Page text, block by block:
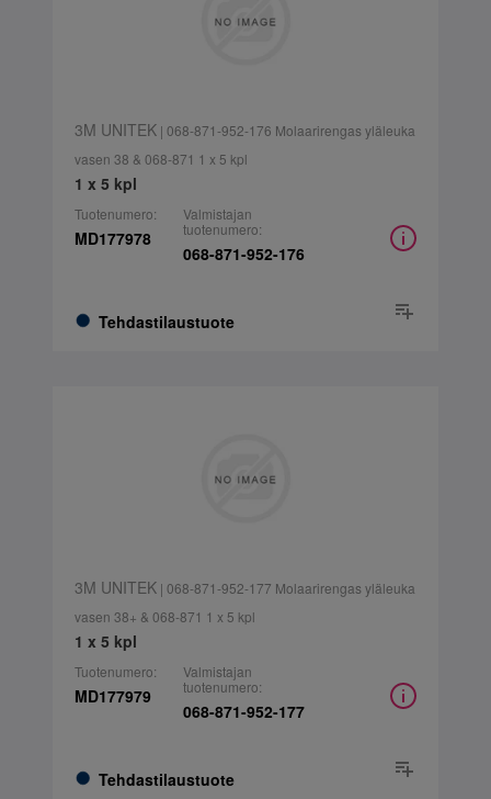
3M UNITEK| 068-871-952-176 Molaarirengas yläleuka
vasen 38 & 068-871 1 x 5 kpl
1 x 5 kpl
Tuotenumero:
MD177978
Tehdastilaustuote
Valmistajan
tuotenumero:
068-871-952-176
3M UNITEK| 068-871-952-177 Molaarirengas yläleuka
vasen 38+ & 068-871 1 x 5 kpl
1 x 5 kpl
Tuotenumero:
MD177979
Tehdastilaustuote
Valmistajan
tuotenumero:
068-871-952-177